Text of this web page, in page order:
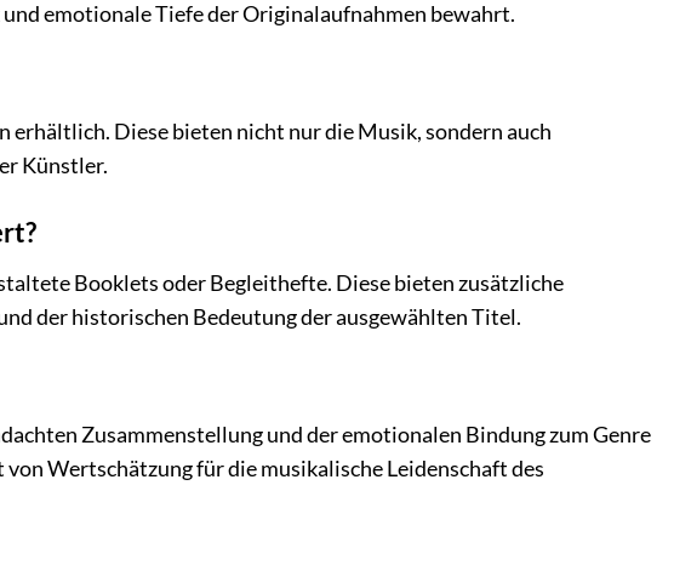
emotionale Tiefe der Originalaufnahmen bewahrt.
erhältlich. Diese bieten nicht nur die Musik, sondern auch
Künstler.
Booklets oder Begleithefte. Diese bieten zusätzliche
der historischen Bedeutung der ausgewählten Titel.
Zusammenstellung und der emotionalen Bindung zum Genre
Wertschätzung für die musikalische Leidenschaft des